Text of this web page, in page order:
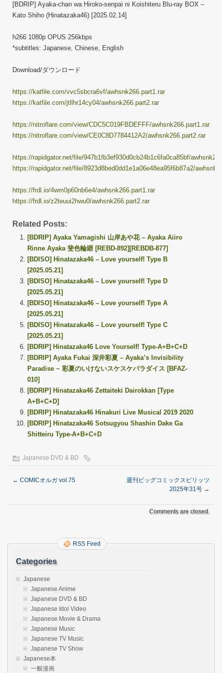
[BDRIP] Ayaka-chan wa Hiroko-senpai ni Koishiteru Blu-ray BOX –
Kato Shiho (Hinatazaka46) [2025.02.14]
h266 1080p OPUS 256kbps
*subtitles: Japanese, Chinese, English
Download/ダウンロード
https://katfile.com/vvc5sbcra6vf/awhsnk266.part1.rar
https://katfile.com/jtllhr14cy04/awhsnk266.part2.rar
https://nitroflare.com/view/CDC5C019FBDEFFF/awhsnk266.part1.rar
https://nitroflare.com/view/CE0C8D7784412A2/awhsnk266.part2.rar
https://rapidgator.net/file/947b1fb3ef930d0cb24b1c6fa0ca85bf/
https://rapidgator.net/file/8923d8bed0dd1e1a06e48ea95f6b87a2/
https://frdl.io/4wm0p60nb6e4/awhsnk266.part1.rar
https://frdl.io/z2teuui2hwu0/awhsnk266.part2.rar
Related Posts:
[BDRIP] Ayaka Yamagishi 山岸あや花 – Ayaka Aiiro
Rinne Ayaka 斐色輪廻 [REBD-892][REBDB-877]
[BDISO] Hinatazaka46 – Love yourself! Type B
[2025.05.21]
[BDISO] Hinatazaka46 – Love yourself! Type D
[2025.05.21]
[BDISO] Hinatazaka46 – Love yourself! Type A
[2025.05.21]
[BDISO] Hinatazaka46 – Love yourself! Type C
[2025.05.21]
[BDRIP] Hinatazaka46 Love Yourself! Type-A+B+C+D
[BDRIP] Ayaka Fukai 深井彩夏 – Ayaka’s Invisibility
Paradise ~ 彩夏のいけないスケスケパラダイス [BFAZ-
010]
[BDRIP] Hinatazaka46 Zettaiteki Dairokkan [Type
A+B+C+D]
[BDRIP] Hinatazaka46 Hinakuri Live Musical 2019 2020
[BDRIP] Hinatazaka46 Sotsugyou Shashin Dake Ga
Shitteiru Type-A+B+C+D
Japanese DVD & BD
← COMICオルガ vol.75
週刊ビッグコミックスピリッツ
2025年31号 →
Comments are closed.
RSS Feed
Categories
Japanese
Japanese Anime
Japanese DVD & BD
Japanese Idol Video
Japanese Movie & Drama
Japanese Music
Japanese TV Music
Japanese TV Show
Japanese本
一般漫画